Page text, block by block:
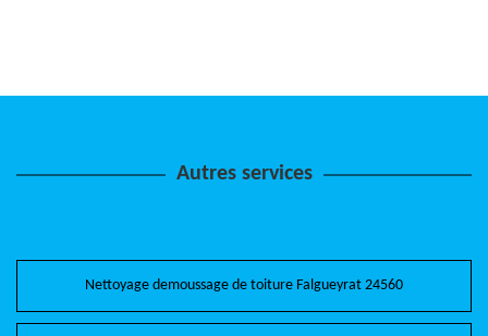
Autres services
Nettoyage demoussage de toiture Falgueyrat 24560